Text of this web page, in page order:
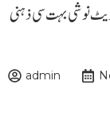
نوشی بہت سی ذہنی
admin